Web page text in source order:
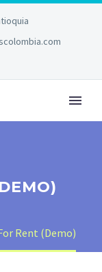
Rent (Demo)